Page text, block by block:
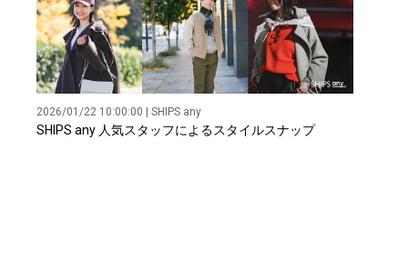
2026/01/22 10:00:00 | SHIPS any
SHIPS any 人気スタッフによるスタイルスナップ